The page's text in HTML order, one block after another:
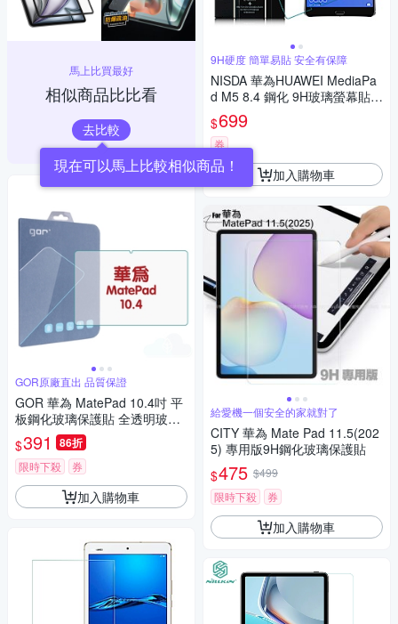
馬上比買最好
相似商品比比看
去比較
現在可以馬上比較相似商品！
GOR原廠直出 品質保證
GOR 華為 MatePad 10.4吋 平
板鋼化玻璃保護貼 全透明玻璃
保護貼
$391 86折
限時下殺 券
加入購物車
9H硬度 簡單易貼 安全有保障
NISDA 華為HUAWEI MediaPa
d M5 8.4 鋼化 9H玻璃螢幕貼-
非滿版
$699
券
加入購物車
給愛機一個安全的家就對了
CITY 華為 Mate Pad 11.5(202
5) 專用版9H鋼化玻璃保護貼
$475 $499
限時下殺
券
加入購物車